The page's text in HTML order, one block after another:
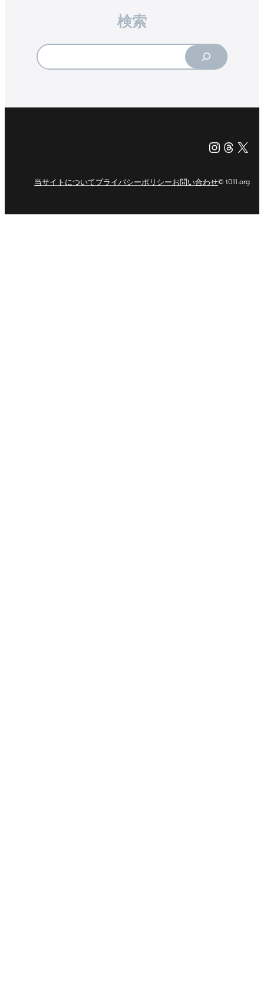
検索
X（旧
当サイトについてプライバシーポリシーお問い合わせ© t011.org